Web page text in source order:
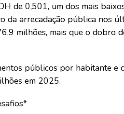
de 0,501, um dos mais
da arrecadação pública nos
milhões, mais que o dobro
públicos por habitante e
em 2025.